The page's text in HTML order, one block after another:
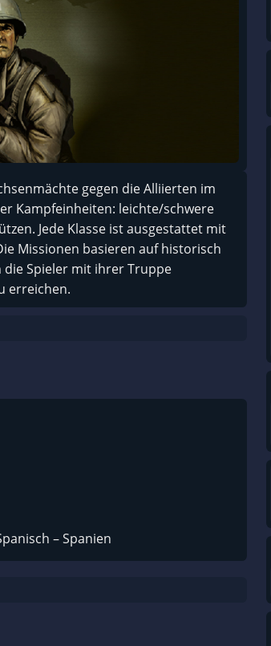
gegen die Alliierten im
Kampfeinheiten: leichte/schwere
Jede Klasse ist ausgestattet mit
Missionen basieren auf historisch
Spieler mit ihrer Truppe
erreichen.
– Spanien